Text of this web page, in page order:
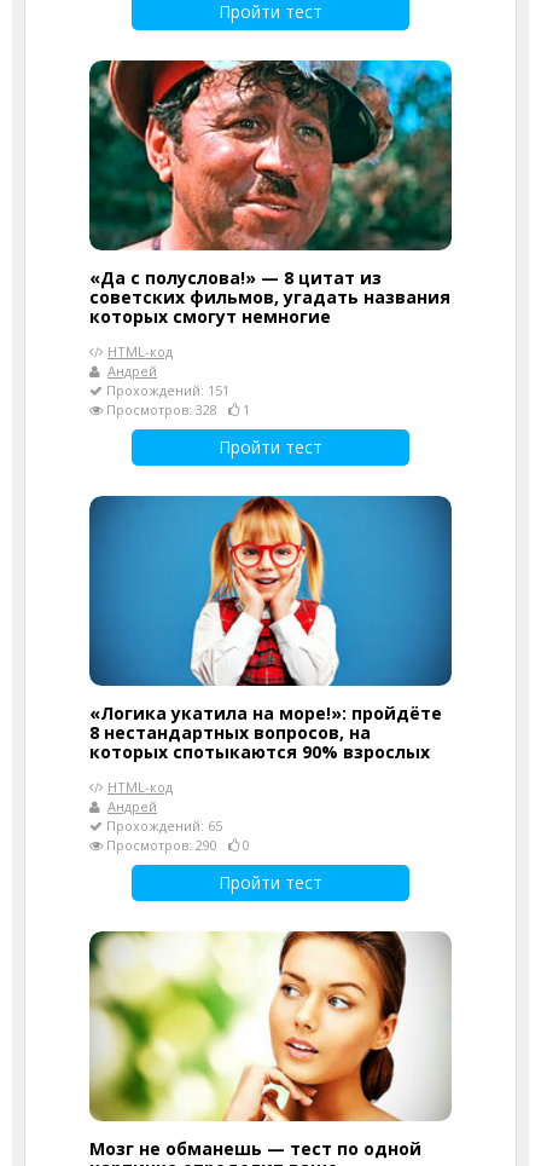
Пройти тест
«Да с полуслова!» — 8 цитат из
советских фильмов, угадать названия
которых смогут немногие
HTML-код
Андрей
Прохождений: 151
Просмотров: 328
1
Пройти тест
«Логика укатила на море!»: пройдёте
8 нестандартных вопросов, на
которых спотыкаются 90% взрослых
HTML-код
Андрей
Прохождений: 65
Просмотров: 290
0
Пройти тест
Мозг не обманешь — тест по одной